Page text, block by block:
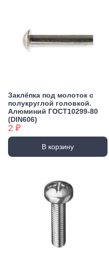
Заклёпка под молоток с
полукруглой головкой.
Алюминий ГОСТ10299-80
(DIN606)
2 ₽
В корзину